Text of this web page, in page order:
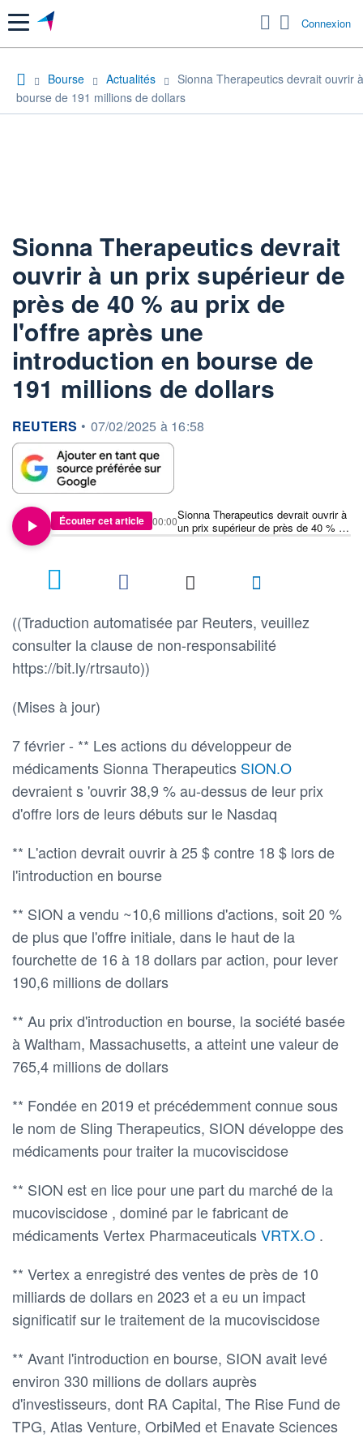
Menu Connexion
Bourse Actualités
Sionna Therapeutics devrait ouvrir
bourse de 191 millions de dollars
Sionna Therapeutics devrait
ouvrir à un prix supérieur de
près de 40 % au prix de
l'offre après une
introduction en bourse de
191 millions de dollars
information fournie par
REUTERS • 07/02/2025 à 16:58
Écouter cet article
Sionna Therapeutics devrait ouvrir à
un prix supérieur de près de 40 % au
prix de l'offre après une introduction
00:00
((Traduction automatisée par Reuters, veuillez
consulter la clause de non-responsabilité
https://bit.ly/rtrsauto))
(Mises à jour)
7 février - ** Les actions du développeur de
médicaments Sionna Therapeutics SION.O
devraient s 'ouvrir 38,9 % au-dessus de leur prix
d'offre lors de leurs débuts sur le Nasdaq
** L'action devrait ouvrir à 25 $ contre 18 $ lors de
l'introduction en bourse
** SION a vendu ~10,6 millions d'actions, soit 20 %
de plus que l'offre initiale, dans le haut de la
fourchette de 16 à 18 dollars par action, pour lever
190,6 millions de dollars
** Au prix d'introduction en bourse, la société basée
à Waltham, Massachusetts, a atteint une valeur de
765,4 millions de dollars
** Fondée en 2019 et précédemment connue sous
le nom de Sling Therapeutics, SION développe des
médicaments pour traiter la mucoviscidose
** SION est en lice pour une part du marché de la
mucoviscidose , dominé par le fabricant de
médicaments Vertex PharmaceuticalsVRTX.O .
** Vertex a enregistré des ventes de près de 10
milliards de dollars en 2023 et a eu un impact
significatif sur le traitement de la mucoviscidose
** Avant l'introduction en bourse, SION avait levé
environ 330 millions de dollars auprès
d'investisseurs, dont RA Capital, The Rise Fund de
TPG, Atlas Venture, OrbiMed et Enavate Sciences